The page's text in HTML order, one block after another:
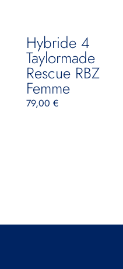
Hybride 4
Taylormade
Rescue RBZ
Femme
79,00 €